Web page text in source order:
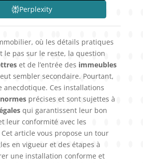
Perplexity
où les détails pratiques
le pas sur le reste, la question
et de l’entrée des immeubles
sembler secondaire. Pourtant,
anecdotique. Ces installations
normesprécises et sont sujettes à
qui garantissent leur bon
leur conformité avec les
article vous propose un tour
en vigueur et des étapes à
une installation conforme et